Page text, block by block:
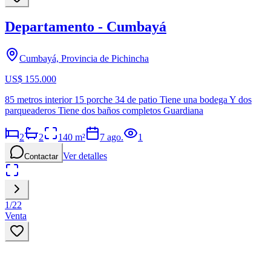
Departamento - Cumbayá
Cumbayá, Provincia de Pichincha
US$ 155.000
85 metros interior 15 porche 34 de patio Tiene una bodega Y dos
parqueaderos Tiene dos baños completos Guardiana
2 2 140 m² 7 ago. 1
Contactar Ver detalles
1/22
Venta